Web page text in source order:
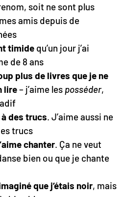
soit ne sont plus
amis depuis de
timide qu’un jour j’ai
de 8 ans
plus de livres que je ne
lire– j’aime les posséder,
des trucs. J’aime aussi ne
trucs
chanter. Ça ne veut
bien ou que je chante
que j’étais noir, mais